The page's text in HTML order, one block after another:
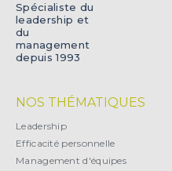
Spécialiste du
leadership et
du
management
depuis 1993
NOS THÉMATIQUES
Leadership
Efficacité personnelle
Management d'équipes